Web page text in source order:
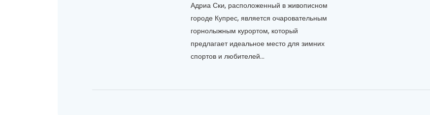
Адриа Ски, расположенный в живописном
городе Купрес, является очаровательным
горнолыжным курортом, который
предлагает идеальное место для зимних
спортов и любителей...